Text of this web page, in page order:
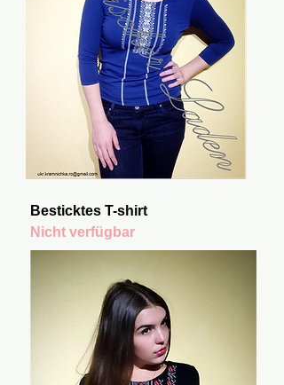
Besticktes T-shirt
Nicht verfügbar